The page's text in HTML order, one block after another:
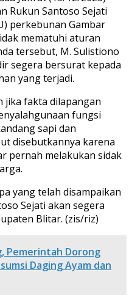
Rukun Santoso Sejati
perkebunan Gambar
mematuhi aturan
tersebut, M. Sulistiono
segera bersurat kepada
yang terjadi.
jika fakta dilapangan
fungsi
sapi dan
disebutkannya karena
pernah melakukan sidak
yang telah disampaikan
Sejati akan segera
Blitar. (zis/riz)
Pemerintah Dorong
Daging Ayam dan